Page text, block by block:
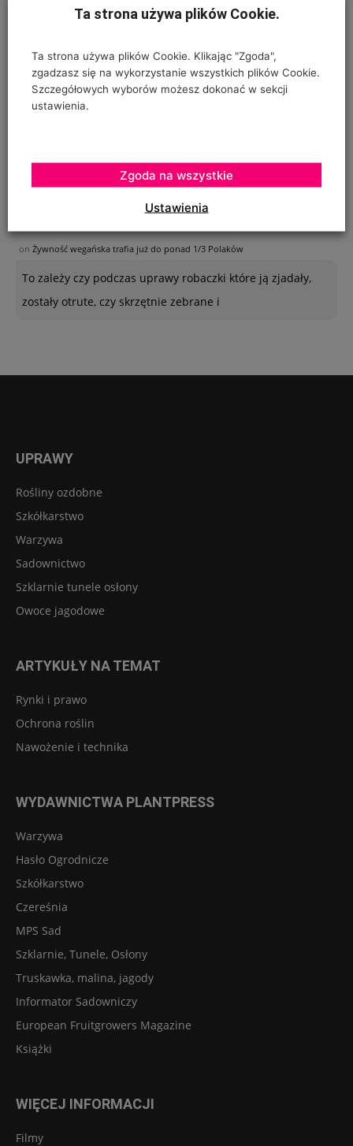
Ogrodnik - amator
Jabłkowe prognozy dla Chin
"prowadzenia" pomidorów w szklarence oraz
on Żywność wegańska trafia już do ponad 1/3 Polaków
To zależy czy podczas uprawy robaczki które ją zjadały,
zostały otrute, czy skrzętnie zebrane i
UPRAWY
Rośliny ozdobne
Szkółkarstwo
Warzywa
Sadownictwo
Szklarnie tunele osłony
Owoce jagodowe
ARTYKUŁY NA TEMAT
Rynki i prawo
Ochrona roślin
Nawożenie i technika
WYDAWNICTWA PLANTPRESS
Warzywa
Hasło Ogrodnicze
Szkółkarstwo
Czereśnia
MPS Sad
Szklarnie, Tunele, Osłony
Truskawka, malina, jagody
Informator Sadowniczy
European Fruitgrowers Magazine
Książki
WIĘCEJ INFORMACJI
Filmy
Ta strona używa plików Cookie.
Ta strona używa plików Cookie. Klikając "Zgoda",
zgadzasz się na wykorzystanie wszystkich plików Cookie.
Szczegółowych wyborów możesz dokonać w sekcji
ustawienia.
Ustawienia
Zgoda na wszystkie